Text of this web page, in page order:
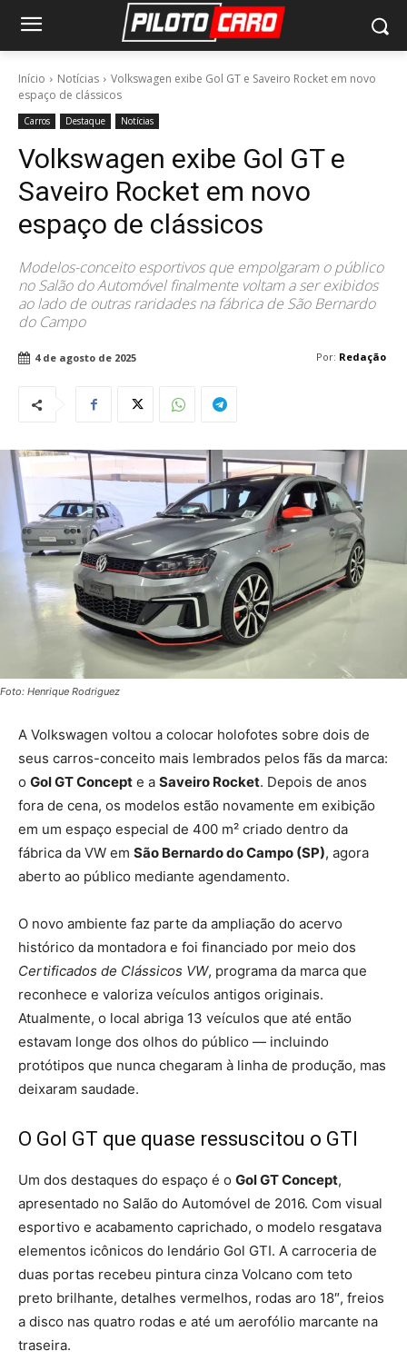
Início Notícias
Volkswagen exibe Gol GT e Saveiro Rocket em novo
espaço de clássicos
Carros Destaque Notícias
Volkswagen exibe Gol GT e
Saveiro Rocket em novo
espaço de clássicos
Modelos-conceito esportivos que empolgaram o público
no Salão do Automóvel finalmente voltam a ser exibidos
ao lado de outras raridades na fábrica de São Bernardo
do Campo
Por: Redação
4 de agosto de 2025
Foto: Henrique Rodriguez
A Volkswagen voltou a colocar holofotes sobre dois de
seus carros-conceito mais lembrados pelos fãs da marca:
o Gol GT Concept e a Saveiro Rocket. Depois de anos
fora de cena, os modelos estão novamente em exibição
em um espaço especial de 400 m² criado dentro da
fábrica da VW em São Bernardo do Campo (SP), agora
aberto ao público mediante agendamento.
O novo ambiente faz parte da ampliação do acervo
histórico da montadora e foi financiado por meio dos
Certificados de Clássicos VW, programa da marca que
reconhece e valoriza veículos antigos originais.
Atualmente, o local abriga 13 veículos que até então
estavam longe dos olhos do público — incluindo
protótipos que nunca chegaram à linha de produção, mas
deixaram saudade.
O Gol GT que quase ressuscitou o GTI
Um dos destaques do espaço é o Gol GT Concept,
apresentado no Salão do Automóvel de 2016. Com visual
esportivo e acabamento caprichado, o modelo resgatava
elementos icônicos do lendário Gol GTI. A carroceria de
duas portas recebeu pintura cinza Volcano com teto
preto brilhante, detalhes vermelhos, rodas aro 18″, freios
a disco nas quatro rodas e até um aerofólio marcante na
traseira.